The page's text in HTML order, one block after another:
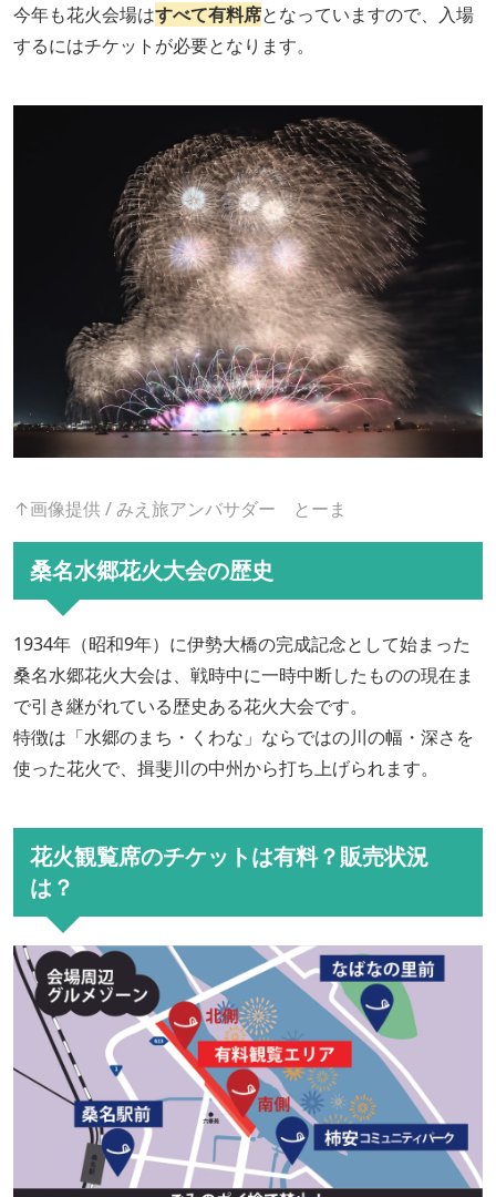
今年も花火会場はすべて有料席となっていますので、入場
するにはチケットが必要となります。
↑画像提供 / みえ旅アンバサダー とーま
桑名水郷花火大会の歴史
1934年（昭和9年）に伊勢大橋の完成記念として始まった
桑名水郷花火大会は、戦時中に一時中断したものの現在ま
で引き継がれている歴史ある花火大会です。
特徴は「水郷のまち・くわな」ならではの川の幅・深さを
使った花火で、揖斐川の中州から打ち上げられます。
花火観覧席のチケットは有料？販売状況
は？